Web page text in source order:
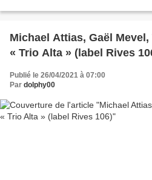
Michael Attias, Gaël
« Trio Alta » (label Rives
Publié le 26/04/2021 à 07:00
Par dolphy00